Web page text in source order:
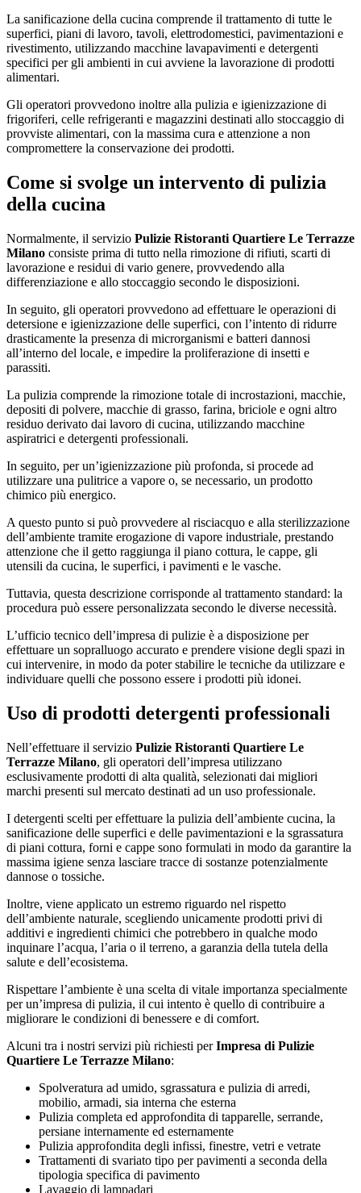
La sanificazione della cucina comprende il trattamento di tutte le
superfici, piani di lavoro, tavoli, elettrodomestici, pavimentazioni e
rivestimento, utilizzando macchine lavapavimenti e detergenti
specifici per gli ambienti in cui avviene la lavorazione di prodotti
alimentari.
Gli operatori provvedono inoltre alla pulizia e igienizzazione di
frigoriferi, celle refrigeranti e magazzini destinati allo stoccaggio di
provviste alimentari, con la massima cura e attenzione a non
compromettere la conservazione dei prodotti.
Come si svolge un intervento di pulizia
della cucina
Normalmente, il servizio Pulizie Ristoranti Quartiere Le Terrazze
Milano consiste prima di tutto nella rimozione di rifiuti, scarti di
lavorazione e residui di vario genere, provvedendo alla
differenziazione e allo stoccaggio secondo le disposizioni.
In seguito, gli operatori provvedono ad effettuare le operazioni di
detersione e igienizzazione delle superfici, con l’intento di ridurre
drasticamente la presenza di microrganismi e batteri dannosi
all’interno del locale, e impedire la proliferazione di insetti e
parassiti.
La pulizia comprende la rimozione totale di incrostazioni, macchie,
depositi di polvere, macchie di grasso, farina, briciole e ogni altro
residuo derivato dai lavoro di cucina, utilizzando macchine
aspiratrici e detergenti professionali.
In seguito, per un’igienizzazione più profonda, si procede ad
utilizzare una pulitrice a vapore o, se necessario, un prodotto
chimico più energico.
A questo punto si può provvedere al risciacquo e alla sterilizzazione
dell’ambiente tramite erogazione di vapore industriale, prestando
attenzione che il getto raggiunga il piano cottura, le cappe, gli
utensili da cucina, le superfici, i pavimenti e le vasche.
Tuttavia, questa descrizione corrisponde al trattamento standard: la
procedura può essere personalizzata secondo le diverse necessità.
L’ufficio tecnico dell’impresa di pulizie è a disposizione per
effettuare un sopralluogo accurato e prendere visione degli spazi in
cui intervenire, in modo da poter stabilire le tecniche da utilizzare e
individuare quelli che possono essere i prodotti più idonei.
Uso di prodotti detergenti professionali
Nell’effettuare il servizio Pulizie Ristoranti Quartiere Le
Terrazze Milano, gli operatori dell’impresa utilizzano
esclusivamente prodotti di alta qualità, selezionati dai migliori
marchi presenti sul mercato destinati ad un uso professionale.
I detergenti scelti per effettuare la pulizia dell’ambiente cucina, la
sanificazione delle superfici e delle pavimentazioni e la sgrassatura
di piani cottura, forni e cappe sono formulati in modo da garantire la
massima igiene senza lasciare tracce di sostanze potenzialmente
dannose o tossiche.
Inoltre, viene applicato un estremo riguardo nel rispetto
dell’ambiente naturale, scegliendo unicamente prodotti privi di
additivi e ingredienti chimici che potrebbero in qualche modo
inquinare l’acqua, l’aria o il terreno, a garanzia della tutela della
salute e dell’ecosistema.
Rispettare l’ambiente è una scelta di vitale importanza specialmente
per un’impresa di pulizia, il cui intento è quello di contribuire a
migliorare le condizioni di benessere e di comfort.
Alcuni tra i nostri servizi più richiesti perImpresa di Pulizie
Quartiere Le Terrazze Milano:
Spolveratura ad umido, sgrassatura e pulizia di arredi,
mobilio, armadi, sia interna che esterna
Pulizia completa ed approfondita di tapparelle, serrande,
persiane internamente ed esternamente
Pulizia approfondita degli infissi, finestre, vetri e vetrate
Trattamenti di svariato tipo per pavimenti a seconda della
tipologia specifica di pavimento
Lavaggio di lampadari